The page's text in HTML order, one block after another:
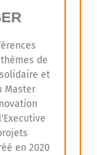
de
et
Master
en 2020